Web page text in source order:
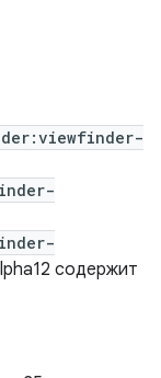
содержит